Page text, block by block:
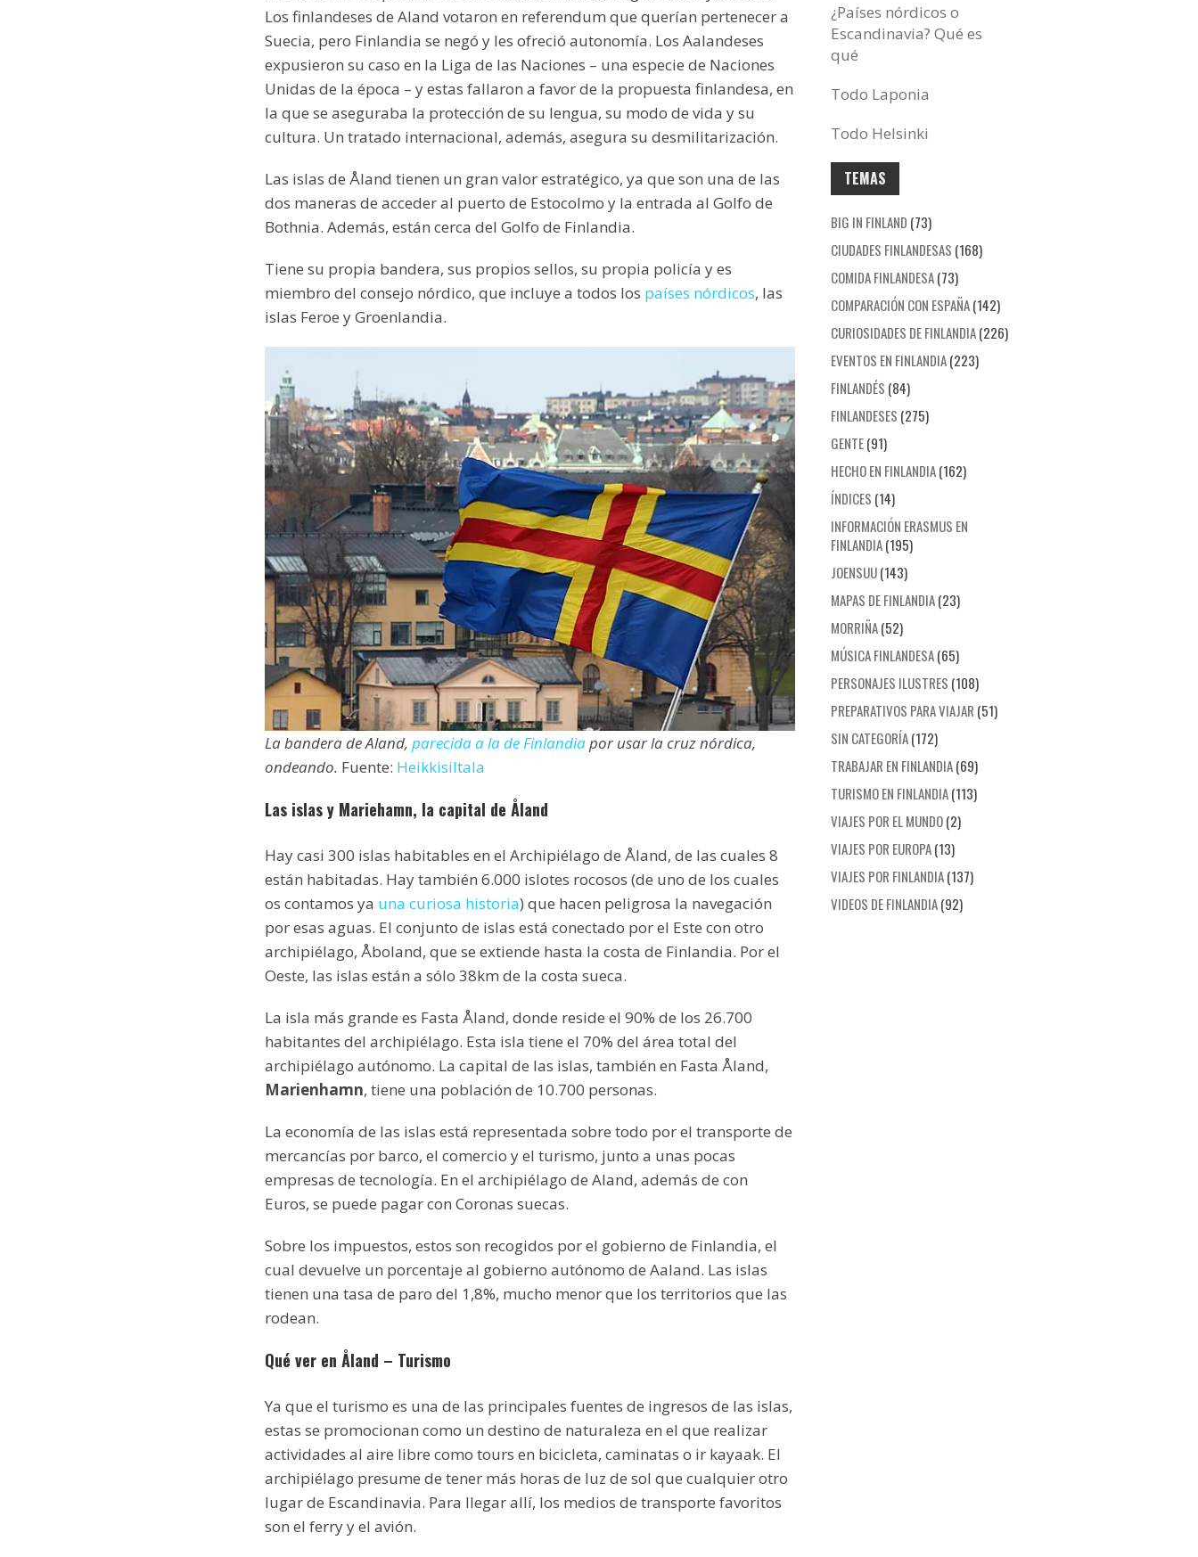
Los finlandeses de Aland votaron en referendum que querían pertenecer a
Suecia, pero Finlandia se negó y les ofreció autonomía. Los Aalandeses
expusieron su caso en la Liga de las Naciones – una especie de Naciones
Unidas de la época – y estas fallaron a favor de la propuesta finlandesa, en
la que se aseguraba la protección de su lengua, su modo de vida y su
cultura. Un tratado internacional, además, asegura su desmilitarización.
Las islas de Åland tienen un gran valor estratégico, ya que son una de las
dos maneras de acceder al puerto de Estocolmo y la entrada al Golfo de
Bothnia. Además, están cerca del Golfo de Finlandia.
Tiene su propia bandera, sus propios sellos, su propia policía y es
miembro del consejo nórdico, que incluye a todos los países nórdicos, las
islas Feroe y Groenlandia.
La bandera de Aland, parecida a la de Finlandiapor usar la cruz nórdica,
ondeando. Fuente: Heikkisiltala
Las islas y Mariehamn, la capital de Åland
Hay casi 300 islas habitables en el Archipiélago de Åland, de las cuales 8
están habitadas. Hay también 6.000 islotes rocosos (de uno de los cuales
os contamos ya una curiosa historia) que hacen peligrosa la navegación
por esas aguas. El conjunto de islas está conectado por el Este con otro
archipiélago, Åboland, que se extiende hasta la costa de Finlandia. Por el
Oeste, las islas están a sólo 38km de la costa sueca.
La isla más grande es Fasta Åland, donde reside el 90% de los 26.700
habitantes del archipiélago. Esta isla tiene el 70% del área total del
archipiélago autónomo. La capital de las islas, también en Fasta Åland,
Marienhamn, tiene una población de 10.700 personas.
La economía de las islas está representada sobre todo por el transporte de
mercancías por barco, el comercio y el turismo, junto a unas pocas
empresas de tecnología. En el archipiélago de Aland, además de con
Euros, se puede pagar con Coronas suecas.
Sobre los impuestos, estos son recogidos por el gobierno de Finlandia, el
cual devuelve un porcentaje al gobierno autónomo de Aaland. Las islas
tienen una tasa de paro del 1,8%, mucho menor que los territorios que las
rodean.
Qué ver en Åland – Turismo
Ya que el turismo es una de las principales fuentes de ingresos de las islas,
estas se promocionan como un destino de naturaleza en el que realizar
actividades al aire libre como tours en bicicleta, caminatas o ir kayaak. El
archipiélago presume de tener más horas de luz de sol que cualquier otro
lugar de Escandinavia. Para llegar allí, los medios de transporte favoritos
son el ferry y el avión.
¿Países nórdicos o
Escandinavia? Qué es
qué
Todo Laponia
Todo Helsinki
TEMAS
BIG IN FINLAND (73)
CIUDADES FINLANDESAS (168)
COMIDA FINLANDESA(73)
COMPARACIÓN CON ESPAÑA(142)
CURIOSIDADES DE FINLANDIA(226)
EVENTOS EN FINLANDIA(223)
FINLANDÉS (84)
FINLANDESES (275)
GENTE(91)
HECHO EN FINLANDIA(162)
ÍNDICES (14)
INFORMACIÓN ERASMUS EN
FINLANDIA(195)
JOENSUU(143)
MAPAS DE FINLANDIA(23)
MORRIÑA(52)
MÚSICA FINLANDESA(65)
PERSONAJES ILUSTRES (108)
PREPARATIVOS PARA VIAJAR (51)
SIN CATEGORÍA(172)
TRABAJAR EN FINLANDIA(69)
TURISMO EN FINLANDIA(113)
VIAJES POR EL MUNDO(2)
VIAJES POR EUROPA(13)
VIAJES POR FINLANDIA(137)
VIDEOS DE FINLANDIA(92)